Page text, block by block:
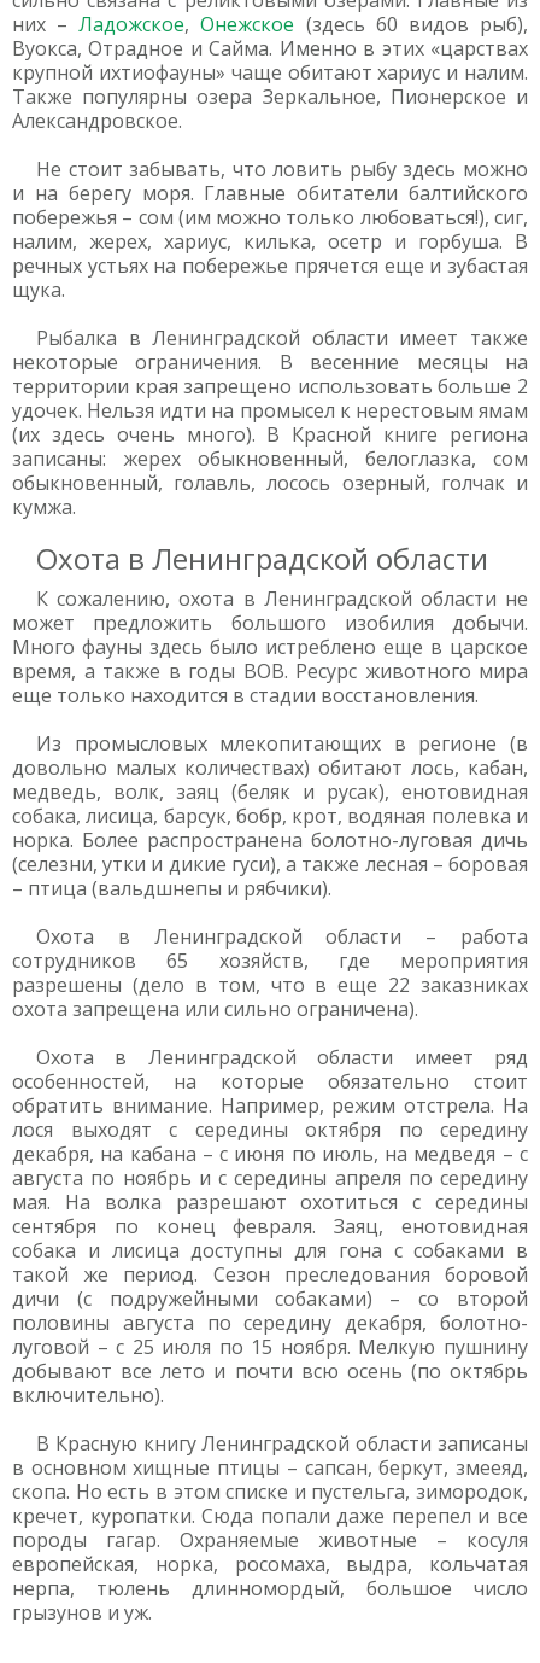
них –Ладожское,Онежское (здесь 60 видов рыб),
Вуокса, Отрадное и Сайма. Именно в этих «царствах
крупной ихтиофауны» чаще обитают хариус и налим.
Также популярны озера Зеркальное, Пионерское и
Александровское.
Не стоит забывать, что ловить рыбу здесь можно
и на берегу моря. Главные обитатели балтийского
побережья – сом (им можно только любоваться!), сиг,
налим, жерех, хариус, килька, осетр и горбуша. В
речных устьях на побережье прячется еще и зубастая
щука.
Рыбалка в Ленинградской области имеет также
некоторые ограничения. В весенние месяцы на
территории края запрещено использовать больше 2
удочек. Нельзя идти на промысел к нерестовым ямам
(их здесь очень много). В Красной книге региона
записаны: жерех обыкновенный, белоглазка, сом
обыкновенный, голавль, лосось озерный, голчак и
кумжа.
Охота в Ленинградской области
К сожалению, охота в Ленинградской области не
может предложить большого изобилия добычи.
Много фауны здесь было истреблено еще в царское
время, а также в годы ВОВ. Ресурс животного мира
еще только находится в стадии восстановления.
Из промысловых млекопитающих в регионе (в
довольно малых количествах) обитают лось, кабан,
медведь, волк, заяц (беляк и русак), енотовидная
собака, лисица, барсук, бобр, крот, водяная полевка и
норка. Более распространена болотно-луговая дичь
(селезни, утки и дикие гуси), а также лесная – боровая
– птица (вальдшнепы и рябчики).
Охота в Ленинградской области – работа
сотрудников 65 хозяйств, где мероприятия
разрешены (дело в том, что в еще 22 заказниках
охота запрещена или сильно ограничена).
Охота в Ленинградской области имеет ряд
особенностей, на которые обязательно стоит
обратить внимание. Например, режим отстрела. На
лося выходят с середины октября по середину
декабря, на кабана – с июня по июль, на медведя – с
августа по ноябрь и с середины апреля по середину
мая. На волка разрешают охотиться с середины
сентября по конец февраля. Заяц, енотовидная
собака и лисица доступны для гона с собаками в
такой же период. Сезон преследования боровой
дичи (с подружейными собаками) – со второй
половины августа по середину декабря, болотно-
луговой – с 25 июля по 15 ноября. Мелкую пушнину
добывают все лето и почти всю осень (по октябрь
включительно).
В Красную книгу Ленинградской области записаны
в основном хищные птицы – сапсан, беркут, змееяд,
скопа. Но есть в этом списке и пустельга, зимородок,
кречет, куропатки. Сюда попали даже перепел и все
породы гагар. Охраняемые животные – косуля
европейская, норка, росомаха, выдра, кольчатая
нерпа, тюлень длинномордый, большое число
грызунов и уж.